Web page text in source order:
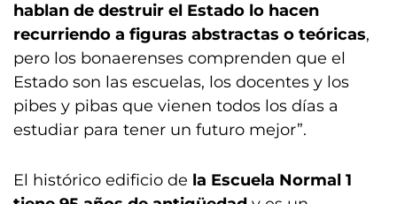
hablan de destruir el Estado lo hacen
recurriendo a figuras abstractas o teóricas,
pero los bonaerenses comprenden que el
Estado son las escuelas, los docentes y los
pibes y pibas que vienen todos los días a
estudiar para tener un futuro mejor”.
El histórico edificio de la Escuela Normal 1